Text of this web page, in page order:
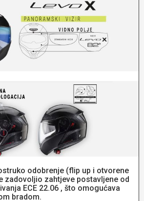
odobrenje (flip up i otvorene
zadovoljio zahtjeve postavljene od
ECE 22.06 , što omogućava
bradom.